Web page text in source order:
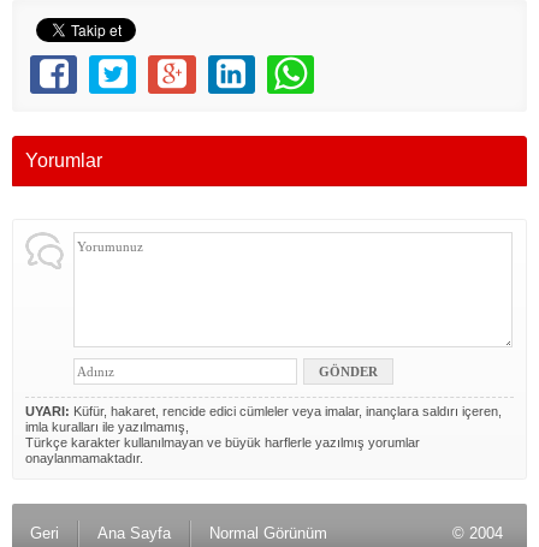
Yorumlar
UYARI: Küfür, hakaret, rencide edici cümleler veya imalar, inançlara saldırı içeren,
imla kuralları ile yazılmamış,
Türkçe karakter kullanılmayan ve büyük harflerle yazılmış yorumlar
onaylanmamaktadır.
Geri Ana Sayfa Normal Görünüm © 2004